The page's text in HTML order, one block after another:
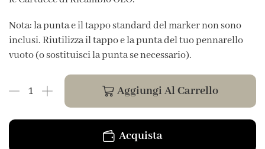
Nota: la punta e il tappo standard del marker non sono
inclusi. Riutilizza il tappo e la punta del tuo pennarello
vuoto (o sostituisci la punta se necessario).
Aggiungi Al Carrello
Acquista